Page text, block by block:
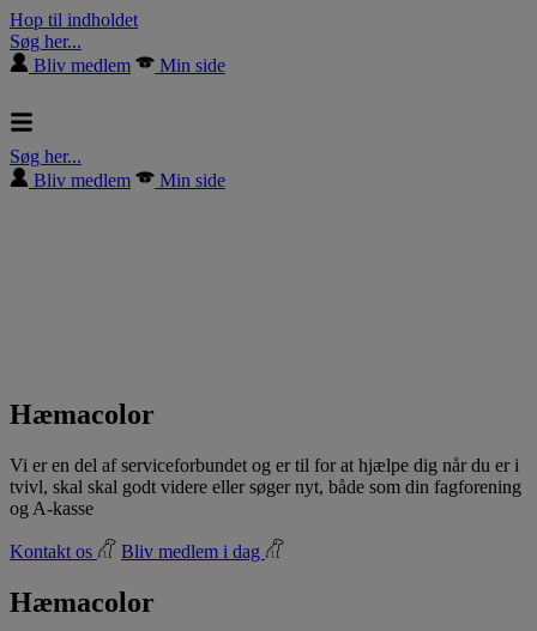
Hop til indholdet
Søg her...
Bliv medlem
Min side
Søg her...
Bliv medlem
Min side
Hæmacolor
Vi er en del af serviceforbundet og er til for at hjælpe dig når du er i
tvivl, skal skal godt videre eller søger nyt, både som din fagforening
og A-kasse
Kontakt os Bliv medlem i dag
Hæmacolor